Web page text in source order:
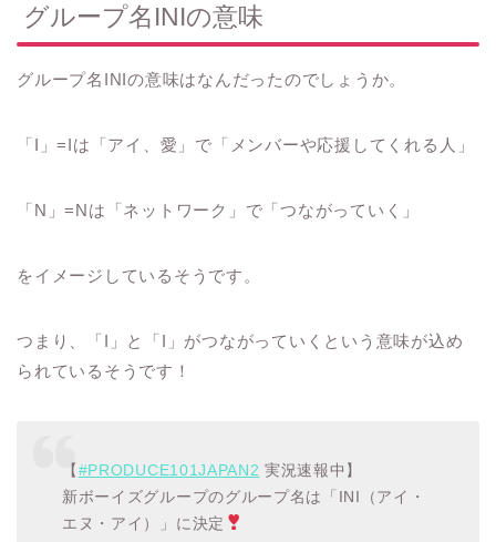
グループ名INIの意味
グループ名INIの意味はなんだったのでしょうか。
「I」=Iは「アイ、愛」で「メンバーや応援してくれる人」
「N」=Nは「ネットワーク」で「つながっていく」
をイメージしているそうです。
つまり、「I」と「I」がつながっていくという意味が込め
られているそうです！
【 #PRODUCE101JAPAN2 実況速報中】
新ボーイズグループのグループ名は「INI（アイ・
エヌ・アイ）」に決定